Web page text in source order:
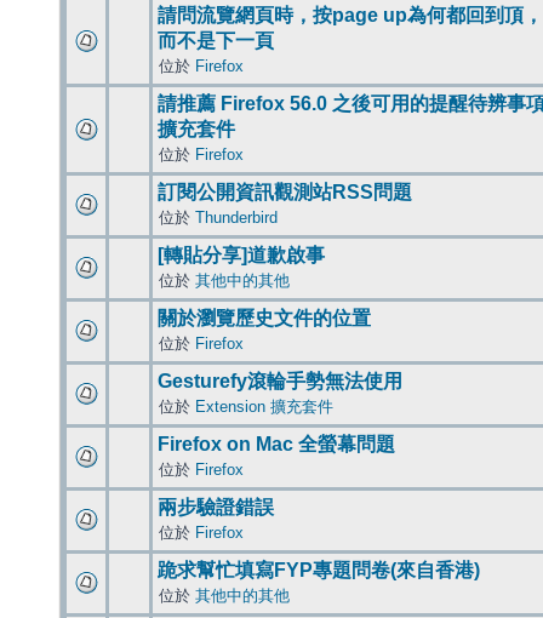
請問流覽網頁時，按page up為何都回到頂，
而不是下一頁
位於 Firefox
請推薦 Firefox 56.0 之後可用的提醒待辨事
擴充套件
位於 Firefox
訂閱公開資訊觀測站RSS問題
位於 Thunderbird
[轉貼分享]道歉啟事
位於 其他中的其他
關於瀏覽歷史文件的位置
位於 Firefox
Gesturefy滾輪手勢無法使用
位於 Extension 擴充套件
Firefox on Mac 全螢幕問題
位於 Firefox
兩步驗證錯誤
位於 Firefox
跪求幫忙填寫FYP專題問卷(來自香港)
位於 其他中的其他